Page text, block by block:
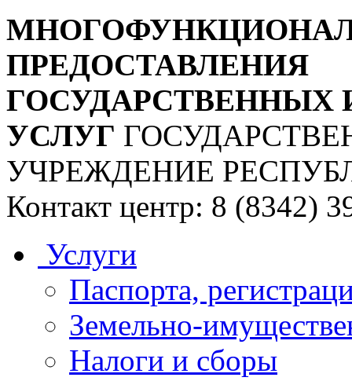
ПРЕДОСТАВЛЕНИЯ
УСЛУГ
УЧРЕЖДЕНИЕ
Контакт центр: 8 (8342)
Услуги
Паспорта,
Земельно-
Налоги и сборы